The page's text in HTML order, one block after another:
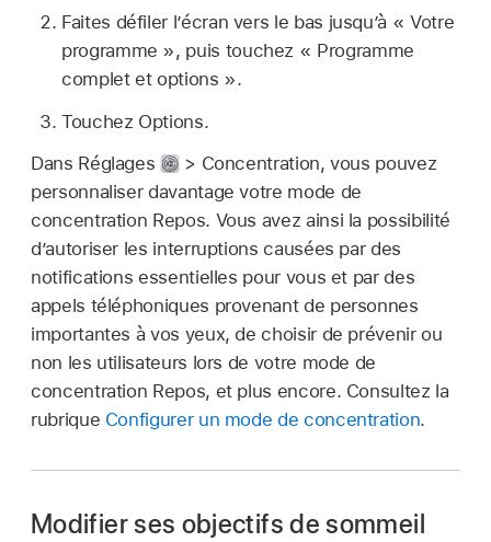
Faites défiler l’écran vers le bas jusqu’à « Votre
programme », puis touchez « Programme
complet et options ».
Touchez Options.
Dans Réglages
> Concentration, vous pouvez
personnaliser davantage votre mode de
concentration Repos. Vous avez ainsi la possibilité
d’autoriser les interruptions causées par des
notifications essentielles pour vous et par des
appels téléphoniques provenant de personnes
importantes à vos yeux, de choisir de prévenir ou
non les utilisateurs lors de votre mode de
concentration Repos, et plus encore. Consultez la
rubrique Configurer un mode de concentration.
Modifier ses objectifs de sommeil